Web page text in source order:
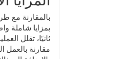
بمزايا شاملة
مقارنة بالعمل